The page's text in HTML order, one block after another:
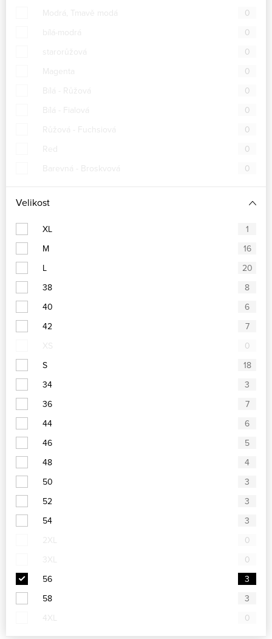
Modrá, Tmavě modá
0
bílá-modrá
0
starorůžová
0
Magenta
0
Bílá - Růžová
0
Bílá - Fialová
0
Růžová - Fuchsiová
0
Red
0
Barevná - Broskvová
0
Velikost
XL
1
M
16
L
20
38
8
40
6
42
7
XS
0
S
18
34
3
36
7
44
6
46
5
48
4
50
3
52
3
54
3
2XL
0
3XL
0
56
3
58
3
4XL
0